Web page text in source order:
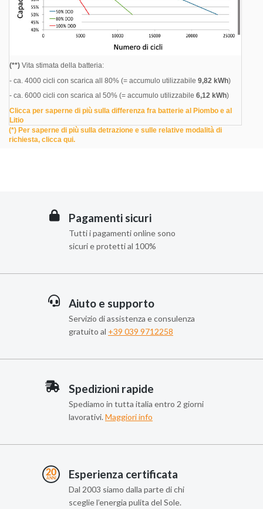
(**) Vita stimata della batteria:
- ca. 4000 cicli con scarica all 80% (= accumulo utilizzabile 9,82 kWh)
- ca. 6000 cicli con scarica al 50% (= accumulo utilizzabile 6,12 kWh)
Clicca per saperne di più sulla differenza fra batterie al Piombo e al
Litio
(*) Per saperne di più sulla detrazione e sulle relative modalità di
richiesta, clicca qui.
Pagamenti sicuri
Tutti i pagamenti online sono
sicuri e protetti al 100%
Aiuto e supporto
Servizio di assistenza e consulenza
gratuito al +39 039 9712258
Spedizioni rapide
Spediamo in tutta italia entro 2 giorni
lavorativi. Maggiori info
Esperienza certificata
Dal 2003 siamo dalla parte di chi
sceglie l’energia pulita del Sole.